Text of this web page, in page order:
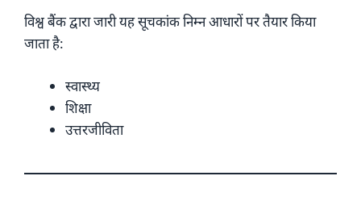
विश्व बैंक द्वारा जारी यह सूचकांक निम्न आधारों पर तैयार किया
जाता है:
स्वास्थ्य
शिक्षा
उत्तरजीविता